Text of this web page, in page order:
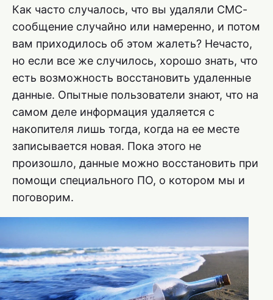
Как часто случалось, что вы удаляли СМС-
сообщение случайно или намеренно, и потом
вам приходилось об этом жалеть? Нечасто,
но если все же случилось, хорошо знать, что
есть возможность восстановить удаленные
данные. Опытные пользователи знают, что на
самом деле информация удаляется с
накопителя лишь тогда, когда на ее месте
записывается новая. Пока этого не
произошло, данные можно восстановить при
помощи специального ПО, о котором мы и
поговорим.